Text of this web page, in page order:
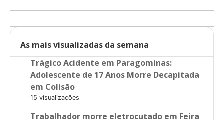
As mais visualizadas da semana
Trágico Acidente em Paragominas:
Adolescente de 17 Anos Morre Decapitada
em Colisão
15 visualizações
Trabalhador morre eletrocutado em Feira